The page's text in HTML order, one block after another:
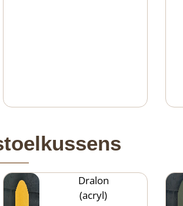
Dralon
(acryl)